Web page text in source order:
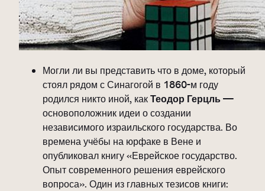
Могли ли вы представить что в доме, который
стоял рядом с Синагогой в 1860-м году
родился никто иной, какТеодор Герцль—
основоположник идеи о создании
независимого израильского государства. Во
времена учёбы на юрфаке в Вене и
опубликовал книгу «Еврейское государство.
Опыт современного решения еврейского
вопроса». Один из главных тезисов книги: